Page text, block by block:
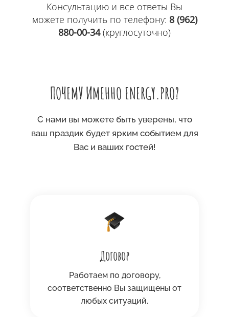
Консультацию и все ответы Вы
можете получить по телефону: 8 (962)
880-00-34(круглосуточно)
ПОЧЕМУ ИМЕННО ENERGY.PRO?
С нами вы можете быть уверены, что
ваш праздик будет ярким событием для
Вас и ваших гостей!
Договор
Работаем по договору,
соответственно Вы защищены от
любых ситуаций.